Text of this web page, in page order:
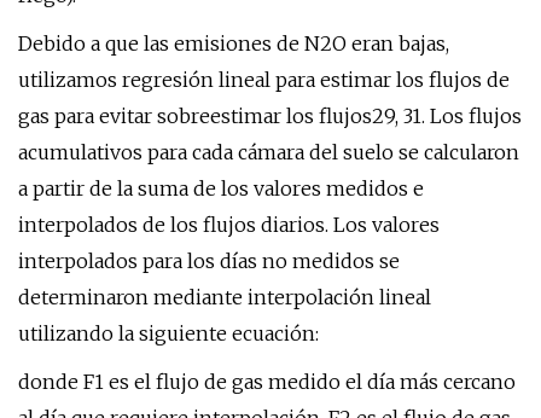
Debido a que las emisiones de N2O eran bajas,
utilizamos regresión lineal para estimar los flujos de
gas para evitar sobreestimar los flujos29, 31. Los flujos
acumulativos para cada cámara del suelo se calcularon
a partir de la suma de los valores medidos e
interpolados de los flujos diarios. Los valores
interpolados para los días no medidos se
determinaron mediante interpolación lineal
utilizando la siguiente ecuación:
donde F1 es el flujo de gas medido el día más cercano